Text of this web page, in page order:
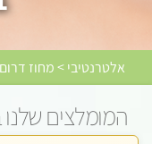
אלטרנטיבי > מחוז דרום
המומלצים שלנו